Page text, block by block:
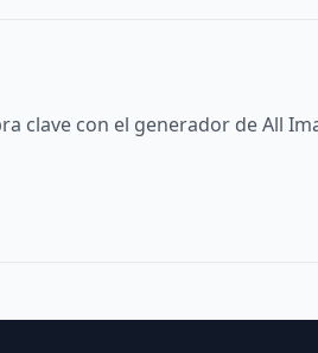
clave con el generador de All